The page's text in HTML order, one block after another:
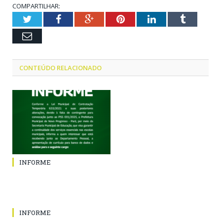
COMPARTILHAR:
TwitterFacebookGoogle+PinterestLinkedInTumblr
Email
CONTEÚDO RELACIONADO
INFORME
INFORME